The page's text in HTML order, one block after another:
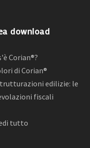
download
Corian®?
di Corian®
edilizie: le
fiscali
tutto